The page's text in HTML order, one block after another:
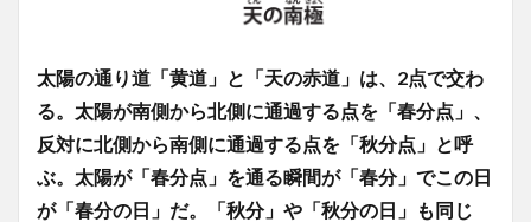
太陽の通り道「黄道」と「天の赤道」は、2点で交わ
る。太陽が南側から北側に通過する点を「春分点」、
反対に北側から南側に通過する点を「秋分点」と呼
ぶ。太陽が「春分点」を通る瞬間が「春分」でこの日
が「春分の日」だ。「秋分」や「秋分の日」も同じ